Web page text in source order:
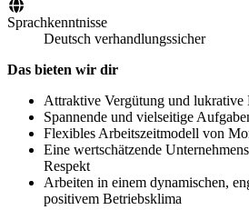
Sprachkenntnisse
Deutsch verhandlungssicher
Das bieten wir dir
Attraktive Vergütung und lukrative
Spannende und vielseitige
Flexibles Arbeitszeitmodell von
Eine wertschätzende
Respekt
Arbeiten in einem dynamischen,
positivem Betriebsklima